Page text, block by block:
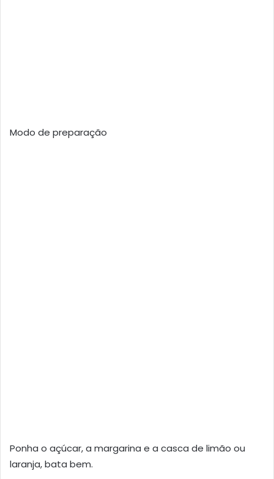
Modo de preparação
Ponha o açúcar, a margarina e a casca de limão ou
laranja, bata bem.